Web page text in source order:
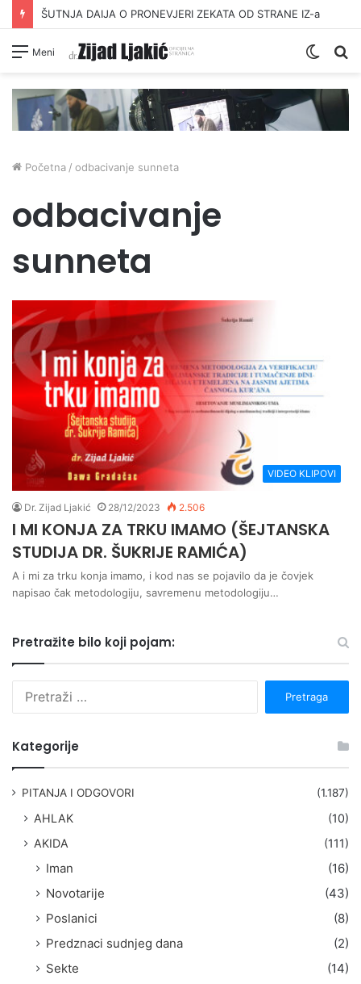
ŠUTNJA DAIJA O PRONEVJERI ZEKATA OD STRANE IZ-a
Meni
Switch
Početna / odbacivanje sunneta
odbacivanje
sunneta
VIDEO KLIPOVI
Dr. Zijad Ljakić 28/12/2023 2.506
I MI KONJA ZA TRKU IMAMO (ŠEJTANSKA
STUDIJA DR. ŠUKRIJE RAMIĆA)
A i mi za trku konja imamo, i kod nas se pojavilo da je čovjek
napisao čak metodologiju, savremenu metodologiju…
Pretražite bilo koji pojam:
Kategorije
PITANJA I ODGOVORI (1.187)
AHLAK
(10)
AKIDA
(111)
Iman
(16)
Novotarije
(43)
Poslanici
(8)
Predznaci sudnjeg dana
(2)
Sekte
(14)